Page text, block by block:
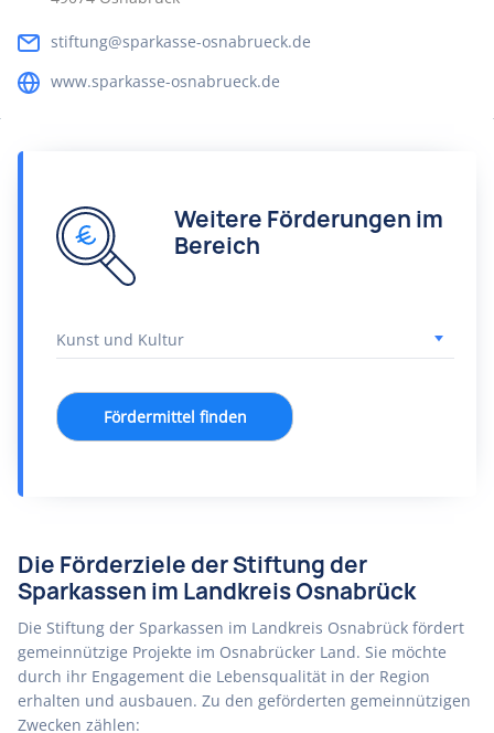
stiftung@sparkasse-osnabrueck.de
www.sparkasse-osnabrueck.de
Weitere Förderungen im
Bereich
Fördermittel finden
Die Förderziele der Stiftung der
Sparkassen im Landkreis Osnabrück
Die Stiftung der Sparkassen im Landkreis Osnabrück fördert
gemeinnützige Projekte im Osnabrücker Land. Sie möchte
durch ihr Engagement die Lebensqualität in der Region
erhalten und ausbauen. Zu den geförderten gemeinnützigen
Zwecken zählen: